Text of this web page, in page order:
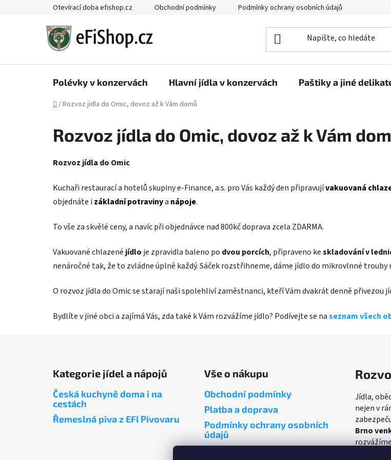
Otevírací doba efishop.cz Obchodní podmínky Podmínky ochrany osobních údajů
Polévky v konzervách Hlavní jídla v konzervách Paštiky a jiné
Domů
/Rozvoz jídla do Omic, dovoz až k Vám domů
Rozvoz jídla do Omic, dovoz až k Vám
Rozvoz jídla do Omic
Kuchaři restaurací a hotelů skupiny e-Finance, a.s. pro Vás každý den připravujívakuovaná
objednáte i základní potravinya nápoje.
To vše za skvělé ceny, a navíc při objednávce nad 800kč doprava zcela ZDARMA.
Vakuované chlazené jídlo je zpravidla baleno po dvou porcích, připraveno keskladování v
nenáročné tak, že to zvládne úplně každý. Sáček rozstřihneme, dáme jídlo do mikrovlnné trouby
O rozvoz jídla do Omic se starají naši spolehliví zaměstnanci, kteří Vám dvakrát denně přivezou
Bydlíte v jiné obci a zajímá Vás, zda také k Vám rozvážíme jídlo? Podívejte se naseznam všech
Kategorie jídel a nápojů
Česká kuchyně doma i na
cestách
Řemeslná piva z EFI Pivovaru
Vše o nákupu
Obchodní podmínky
Platba a doprava
Podmínky ochrany osobních
údajů
Jídla,
nejen v
Brno